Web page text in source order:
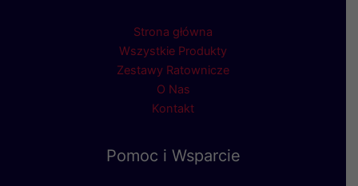
Strona główna
Wszystkie Produkty
Zestawy Ratownicze
O Nas
Kontakt
Pomoc i Wsparcie